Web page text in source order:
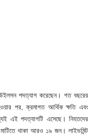
উইলসন পদত্যাগ করেছেন। গত বছরের
পর, ক্রমাগত আর্থিক ক্ষতি এবং
এই পদত্যাগটি এসেছে। নিহতদের
থাকা আরও ১৯ জন। লাইভমিন্ট